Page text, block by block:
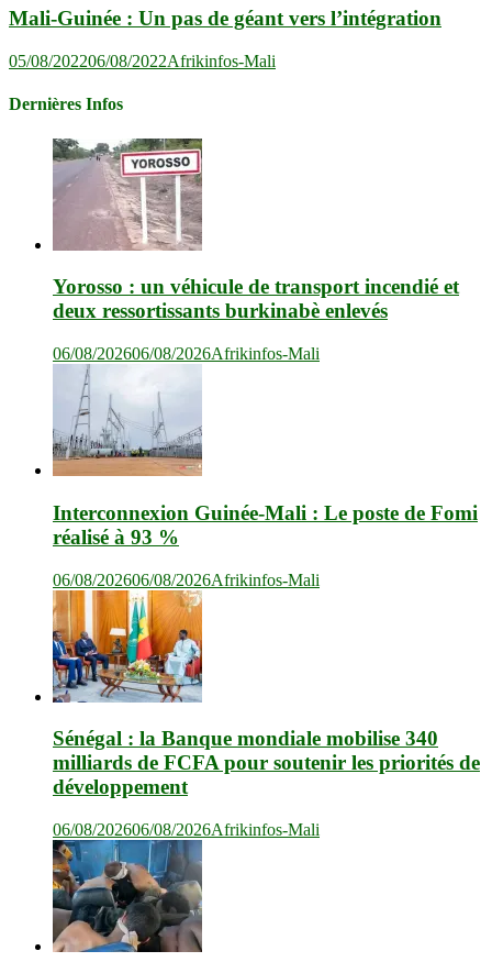
Mali-Guinée : Un pas de géant vers l’intégration
05/08/202206/08/2022Afrikinfos-Mali
Dernières Infos
Yorosso : un véhicule de transport incendié et
deux ressortissants burkinabè enlevés
06/08/202606/08/2026Afrikinfos-Mali
Interconnexion Guinée-Mali : Le poste de Fomi
réalisé à 93 %
06/08/202606/08/2026Afrikinfos-Mali
Sénégal : la Banque mondiale mobilise 340
milliards de FCFA pour soutenir les priorités de
développement
06/08/202606/08/2026Afrikinfos-Mali